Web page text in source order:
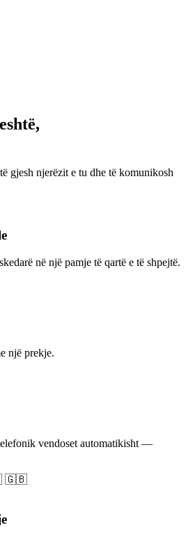
gjesh njerëzit e tu dhe të komunikosh
në një pamje të qartë e të shpejtë.
një prekje.
vendoset automatikisht —
🇬🇧